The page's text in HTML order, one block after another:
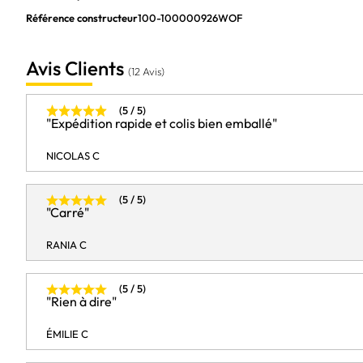
Modèle d'adaptateur graphique distinct
Caractéristiques
Référence constructeur100-100000926WOF
Avis Clients (12 Avis)
(5 / 5)
"Expédition rapide et colis bien emballé"
NICOLAS C
(5 / 5)
"Carré"
RANIA C
(5 / 5)
"Rien à dire"
ÉMILIE C